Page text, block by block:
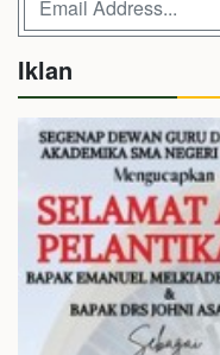
Iklan